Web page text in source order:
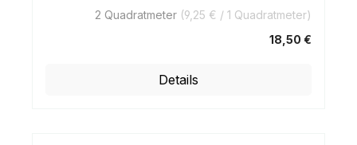
2 Quadratmeter (9,25 € / 1 Quadratmeter)
18,50 €
Details